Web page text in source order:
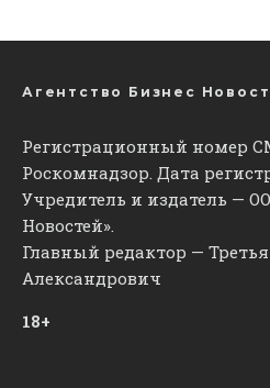
Агентство Бизнес
Регистрационный номер
Роскомнадзор. Дата
Учредитель и издатель —
Новостей».
Главный редактор —
Александрович
18+